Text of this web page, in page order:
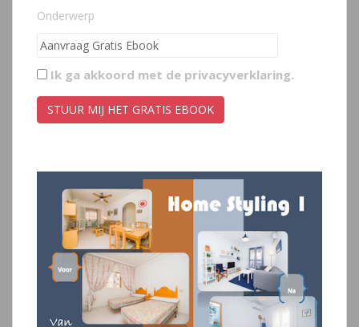
Onderwerp
Ik ga akkoord met de privacyverklaring.